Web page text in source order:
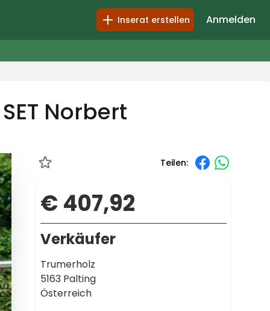
Inserat erstellen Anmelden
Norbert
Teilen:
€ 407,92
Verkäufer
Trumerholz
5163 Palting
Österreich